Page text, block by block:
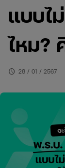
แบบไ
ไหม?
schedule 28 / 01 / 2567